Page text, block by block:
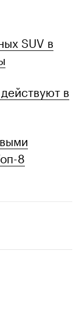
SUV в
в
8